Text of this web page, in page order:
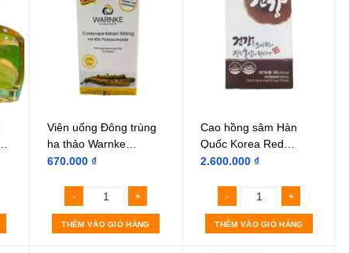
Viên uống Đông trùng
hạ thảo Warnke
Cordyceps Extrakt
670.000₫
THÊM VÀO GIỎ HÀNG
Cao hồng sâm Hàn
Quốc Korea Red
Ginseng Extract Gold
2.600.000₫
THÊM VÀO GIỎ HÀNG